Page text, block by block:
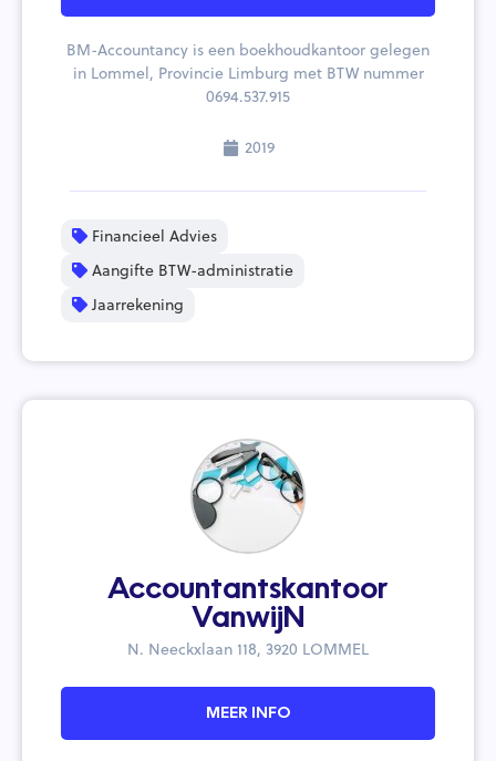
BM-Accountancy is een boekhoudkantoor gelegen
in Lommel, Provincie Limburg met BTW nummer
0694.537.915
2019
Financieel Advies
Aangifte BTW-administratie
Jaarrekening
Accountantskantoor
VanwijN
N. Neeckxlaan 118, 3920 LOMMEL
MEER INFO